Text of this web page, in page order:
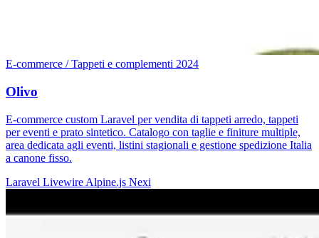
E-commerce / Tappeti e complementi 2024
Olivo
E-commerce custom Laravel per vendita di tappeti arredo, tappeti
per eventi e prato sintetico. Catalogo con taglie e finiture multiple,
area dedicata agli eventi, listini stagionali e gestione spedizione Italia
a canone fisso.
Laravel Livewire Alpine.js Nexi